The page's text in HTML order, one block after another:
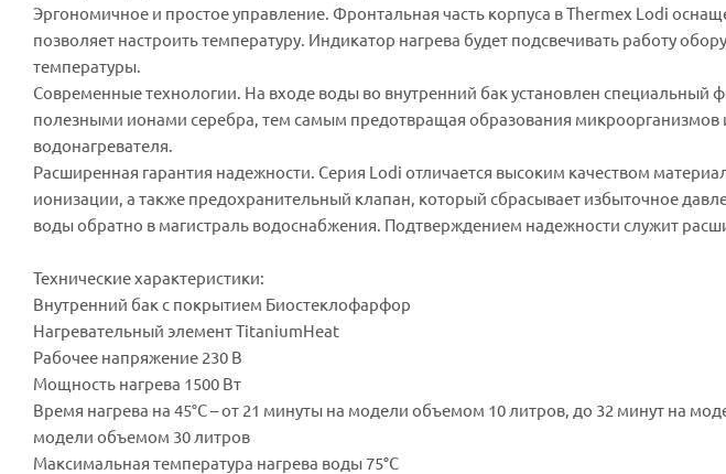
Эргономичное и простое управление. Фронтальная часть корпуса в Thermex Lodi
позволяет настроить температуру. Индикатор нагрева будет подсвечивать работу
температуры.
Современные технологии. На входе воды во внутренний бак установлен специальный
полезными ионами серебра, тем самым предотвращая образования микроорганизмов
водонагревателя.
Расширенная гарантия надежности. Серия Lodi отличается высоким качеством
ионизации, а также предохранительный клапан, который сбрасывает избыточное
воды обратно в магистраль водоснабжения. Подтверждением надежности служит
Технические характеристики:
Внутренний бак с покрытием Биостеклофарфор
Нагревательный элемент TitaniumHeat
Рабочее напряжение 230 В
Мощность нагрева 1500 Вт
Время нагрева на 45°С – от 21 минуты на модели объемом 10 литров, до 32 минут на
модели объемом 30 литров
Максимальная температура нагрева воды 75°С